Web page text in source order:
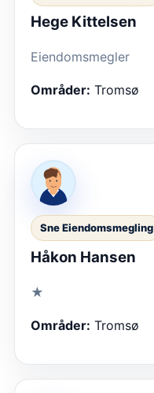
Hege Kittelsen
Eiendomsmegler
Områder: Tromsø
Sne Eiendomsmegling
Håkon Hansen
★
Områder: Tromsø